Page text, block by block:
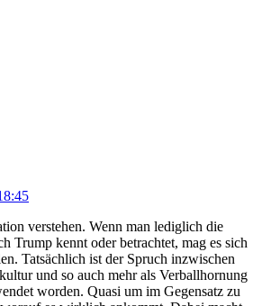
verstehen. Wenn man lediglich die
Trump kennt oder betrachtet, mag es sich
Tatsächlich ist der Spruch inzwischen
und so auch mehr als Verballhornung
worden. Quasi um im Gegensatz zu